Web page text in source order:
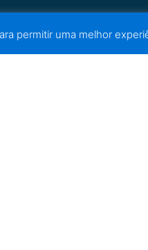
permitir uma melhor